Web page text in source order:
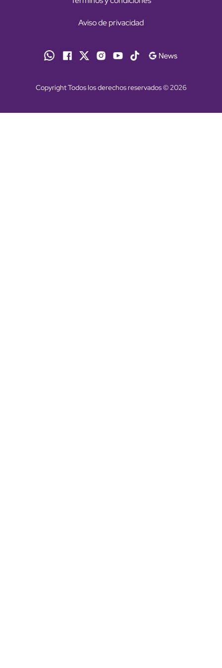
Aviso de privacidad
Copyright Todos los derechos reservados © 2026